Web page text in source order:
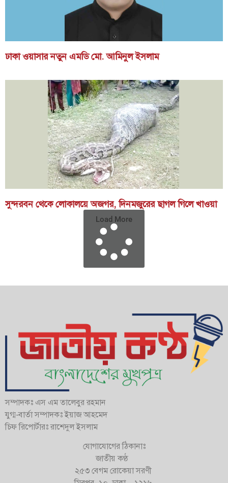
ঢাকা ওয়াসার নতুন এমডি মো. আমিনুল ইসলাম
সুন্দরবন থেকে লোকালয়ে অজগর, দিনমজুরের ছাগল গিলে খাওয়া
Load More
সম্পাদকঃ এস এম তালেবুর রহমান
যুগ্ম-বার্তা সম্পাদকঃ ইয়াজ আহমেদ
চিফ রিপোর্টারঃ রাশেদুল ইসলাম
যোগাযোগের ঠিকানাঃ
জাতীয় কণ্ঠ
২৫৩ বেগম রোকেয়া সরণী